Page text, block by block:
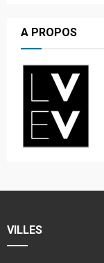
A PROPOS
VILLES